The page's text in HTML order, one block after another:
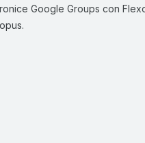
Google Groups con